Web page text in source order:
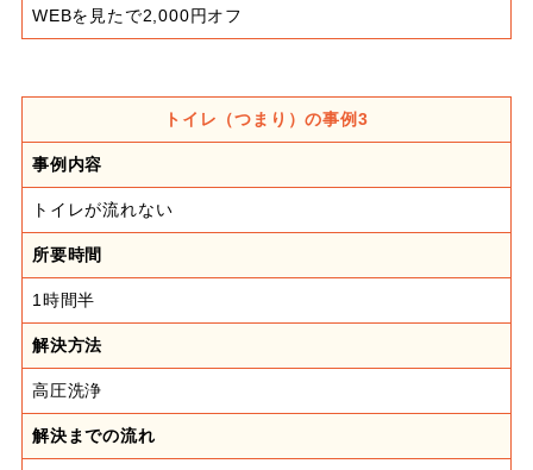
WEBを見たで2,000円オフ
トイレ（つまり）の事例3
事例内容
トイレが流れない
所要時間
1時間半
解決方法
高圧洗浄
解決までの流れ